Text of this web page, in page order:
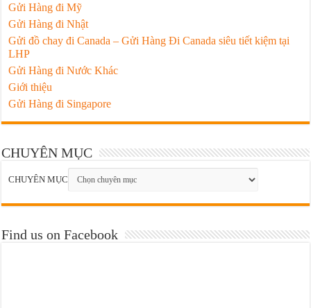
Gửi Hàng đi Mỹ
Gửi Hàng đi Nhật
Gửi đồ chay đi Canada – Gửi Hàng Đi Canada siêu tiết kiệm tại
LHP
Gửi Hàng đi Nước Khác
Giới thiệu
Gửi Hàng đi Singapore
CHUYÊN MỤC
CHUYÊN MỤC
Find us on Facebook